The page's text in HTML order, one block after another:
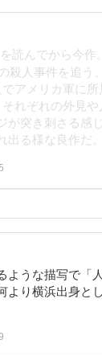
読んでから今
殺人事件を追う
アメリカ軍に
れぞれの外見
突き刺さる感
る様な良作だ。
ような描写で「
より横浜出身と